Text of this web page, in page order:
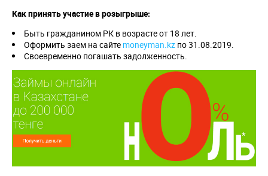
Как принять участие в розыгрыше:
Быть гражданином РК в возрасте от 18 лет.
Оформить заем на сайте moneyman.kz по 31.08.2019.
Своевременно погашать задолженность.